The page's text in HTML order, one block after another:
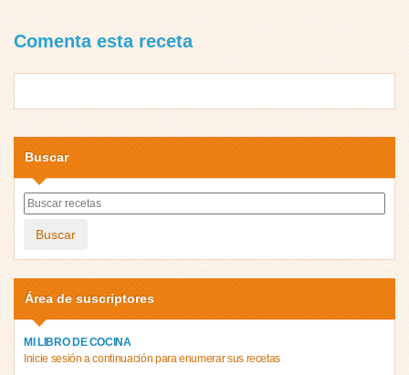
Comenta esta receta
Buscar
Buscar
Área de suscriptores
MI LIBRO DE COCINA
Inicie sesión a continuación para enumerar sus recetas